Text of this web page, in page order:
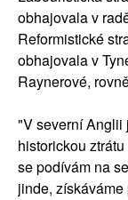
obhajovala v
Reformistické
obhajovala v
Raynerové,
"V severní Anglii
historickou
se podívám na
jinde,